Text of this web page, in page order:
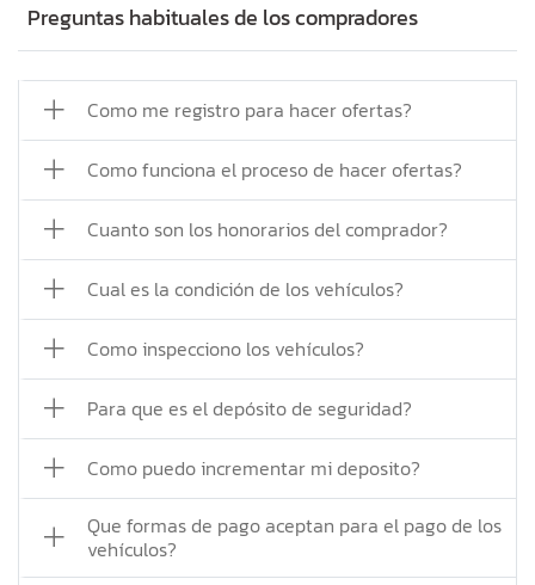
Preguntas habituales de los compradores
Como me registro para hacer ofertas?
Como funciona el proceso de hacer ofertas?
Cuanto son los honorarios del comprador?
Cual es la condición de los vehículos?
Como inspecciono los vehículos?
Para que es el depósito de seguridad?
Como puedo incrementar mi deposito?
Que formas de pago aceptan para el pago de los
vehículos?